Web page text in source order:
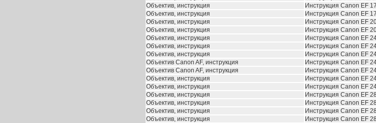
Объектив, инструкция
Инструкция Canon EF
Объектив, инструкция
Инструкция Canon EF
Объектив, инструкция
Инструкция Canon EF
Объектив, инструкция
Инструкция Canon EF
Объектив, инструкция
Инструкция Canon EF
Объектив, инструкция
Инструкция Canon EF
Объектив, инструкция
Инструкция Canon EF
Объектив Canon AF, инструкция
Инструкция Canon EF
Объектив Canon AF, инструкция
Инструкция Canon EF
Объектив, инструкция
Инструкция Canon EF
Объектив, инструкция
Инструкция Canon EF
Объектив, инструкция
Инструкция Canon EF
Объектив, инструкция
Инструкция Canon EF
Объектив, инструкция
Инструкция Canon EF
Объектив, инструкция
Инструкция Canon EF